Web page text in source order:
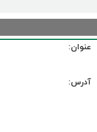
عنوان:
آدرس: